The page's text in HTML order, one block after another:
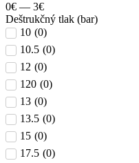
0€ — 3€
Deštrukčný tlak (bar)
10 (0)
10.5 (0)
12 (0)
120 (0)
13 (0)
13.5 (0)
15 (0)
17.5 (0)